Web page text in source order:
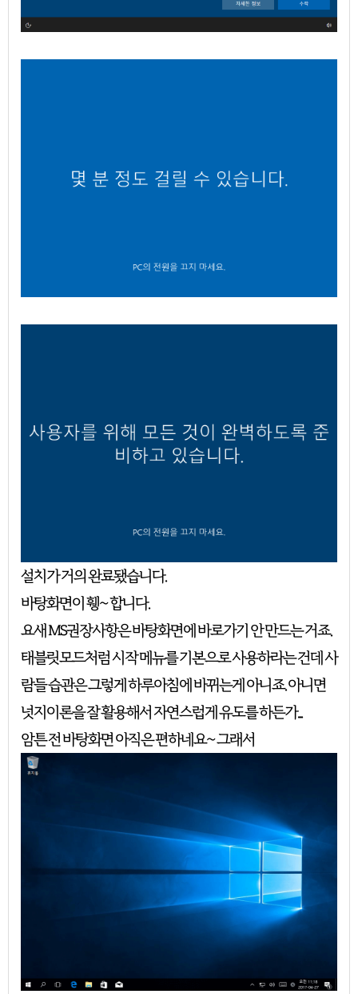
설치가 거의 완료됐습니다.
바탕화면이 휑~ 합니다.
요새 MS권장사항은 바탕화면에 바로가기 안 만드는 거죠.
태블릿모드처럼 시작 메뉴를 기본으로 사용하라는 건데 사
람들 습관은 그렇게 하루아침에 바뀌는게 아니죠. 아니면
넛지이론을 잘 활용해서 자연스럽게 유도를 하든가...
암튼 전 바탕화면 아직은 편하네요~ 그래서